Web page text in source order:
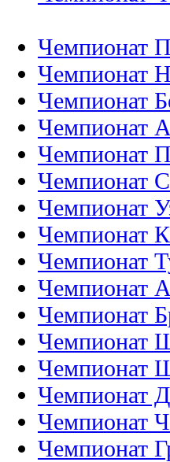
Чемпионат
Чемпионат
Чемпионат
Чемпионат
Чемпионат
Чемпионат
Чемпионат
Чемпионат
Чемпионат
Чемпионат
Чемпионат
Чемпионат
Чемпионат
Чемпионат
Чемпионат
Чемпионат